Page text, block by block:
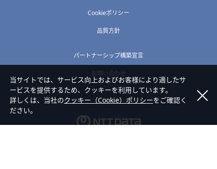
Cookieポリシー
品質方針
パートナーシップ構築宣言
お問い合わせ
当サイトでは、サービス向上およびお客様により適したサ
ービスを提供するため、クッキーを利用しています。
詳しくは、当社のクッキー（Cookie）ポリシーをご確認く
ださい。